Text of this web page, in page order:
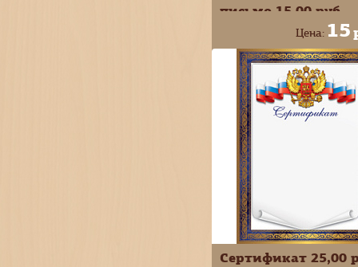
письмо 15,00 руб.
Цена: 15
+
В
Сертификат 25,00